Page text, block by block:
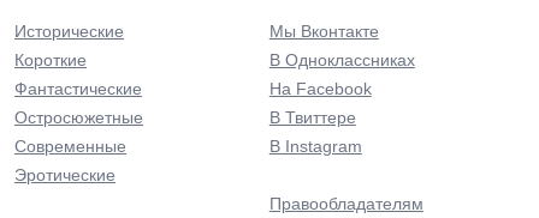
Исторические
Короткие
Фантастические
Остросюжетные
Современные
Эротические
Мы Вконтакте
В Одноклассниках
На Facebook
В Твиттере
В Instagram
Правообладателям